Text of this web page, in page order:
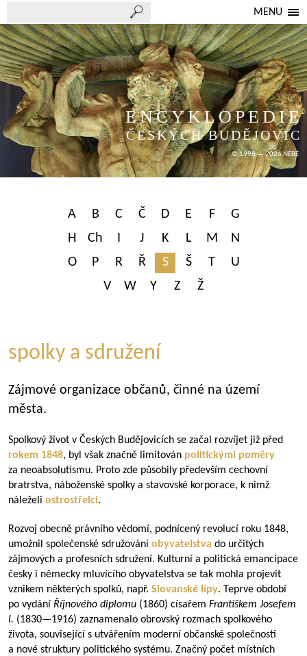
MENU
ENCYKLOPEDIE
ČESKÝCH BUDĚJOVIC
© 1998 — 2026 NEBE
A B C Č D E F
G
H
Ch I J K L M
N
O
P R Ř S Š T
U
V
W Y Z Ž
spolky a sdružení
Zájmové organizace občanů, činné na území
města.
Spolkový život v Českých Budějovicích se začal rozvíjet již před
rokem 1848, byl však značně limitován politickými poměry
za neoabsolutismu. Proto zde působily především cechovní
bratrstva, náboženské spolky a stavovské korporace, k nimž
náleželi ostrostřelci.
Rozvoj obecně právního vědomí, podnícený revolucí roku 1848,
umožnil společenské sdružování obyvatelstva do určitých
zájmových a profesních sdružení. Kulturní a politická emancipace
česky i německy mluvícího obyvatelstva se tak mohla projevit
vznikem některých spolků, např. Slovanské lípy. Teprve období
po vydání Říjnového diplomu (1860) císařem Františkem Josefem
I. (1830—1916) zaznamenalo obrovský rozmach spolkového
života, související s utvářením moderní občanské společnosti
a nové struktury politického systému. Značný počet místních